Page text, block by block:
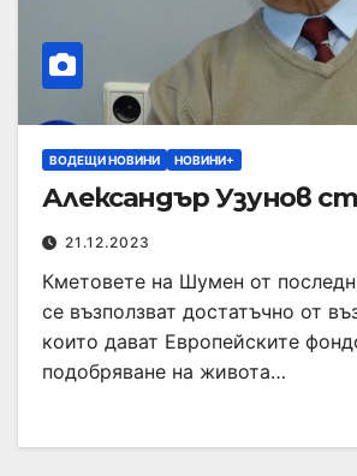
ВОДЕЩИ НОВИНИ НОВИНИ+
Александър Узунов
21.12.2023
Кметовете на Шумен от
се възползват достатъчно от
които дават Европейските
подобряване на живота…